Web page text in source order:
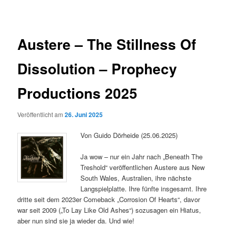
Austere – The Stillness Of
Dissolution – Prophecy
Productions 2025
Veröffentlicht am26. Juni 2025
Von Guido Dörheide (25.06.2025)
Ja wow – nur ein Jahr nach „Beneath The
Treshold“ veröffentlichen Austere aus New
South Wales, Australien, ihre nächste
Langspielplatte. Ihre fünfte insgesamt. Ihre
dritte seit dem 2023er Comeback „Corrosion Of Hearts“, davor
war seit 2009 („To Lay Like Old Ashes“) sozusagen ein Hiatus,
aber nun sind sie ja wieder da. Und wie!